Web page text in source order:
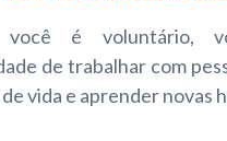
você é voluntário,
de trabalhar com
vida e aprender novas